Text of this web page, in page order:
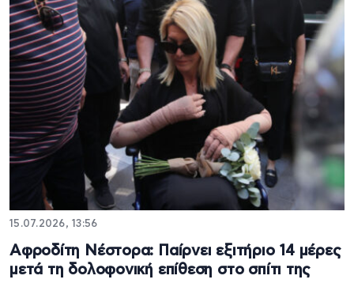
15.07.2026, 13:56
Αφροδίτη Νέστορα: Παίρνει εξιτήριο 14 μέρες
μετά τη δολοφονική επίθεση στο σπίτι της